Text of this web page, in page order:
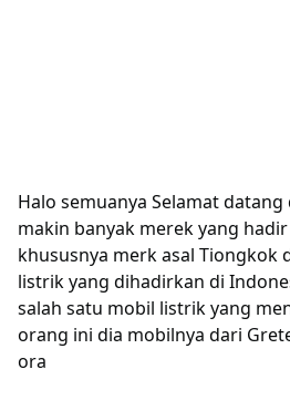
Halo semuanya Selamat
makin banyak merek yang
khususnya merk asal Tiongkok
listrik yang dihadirkan di
salah satu mobil listrik yang
orang ini dia mobilnya dari
ora